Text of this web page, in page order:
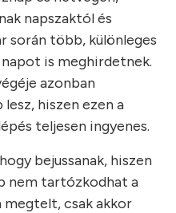
napszaktól és
során több, különleges
is meghirdetnek.
azonban
hiszen ezen a
teljesen ingyenes.
bejussanak, hiszen
nem tartózkodhat a
megtelt, csak akkor